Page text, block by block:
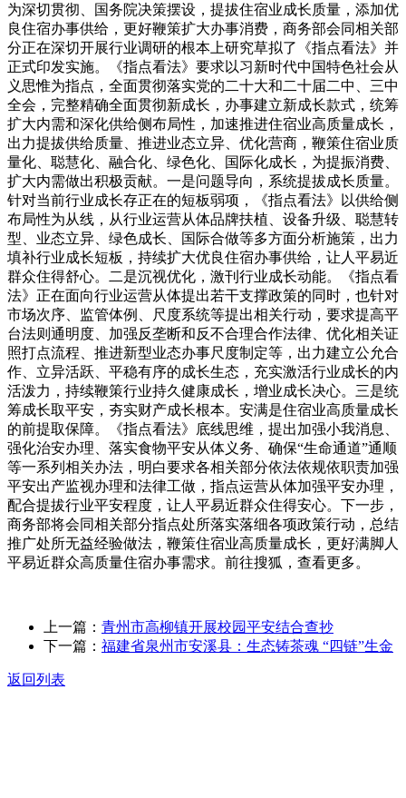
为深切贯彻、国务院决策摆设，提拔住宿业成长质量，添加优
良住宿办事供给，更好鞭策扩大办事消费，商务部会同相关部
分正在深切开展行业调研的根本上研究草拟了《指点看法》并
正式印发实施。《指点看法》要求以习新时代中国特色社会从
义思惟为指点，全面贯彻落实党的二十大和二十届二中、三中
全会，完整精确全面贯彻新成长，办事建立新成长款式，统筹
扩大内需和深化供给侧布局性，加速推进住宿业高质量成长，
出力提拔供给质量、推进业态立异、优化营商，鞭策住宿业质
量化、聪慧化、融合化、绿色化、国际化成长，为提振消费、
扩大内需做出积极贡献。一是问题导向，系统提拔成长质量。
针对当前行业成长存正在的短板弱项，《指点看法》以供给侧
布局性为从线，从行业运营从体品牌扶植、设备升级、聪慧转
型、业态立异、绿色成长、国际合做等多方面分析施策，出力
填补行业成长短板，持续扩大优良住宿办事供给，让人平易近
群众住得舒心。二是沉视优化，激刊行业成长动能。《指点看
法》正在面向行业运营从体提出若干支撑政策的同时，也针对
市场次序、监管体例、尺度系统等提出相关行动，要求提高平
台法则通明度、加强反垄断和反不合理合作法律、优化相关证
照打点流程、推进新型业态办事尺度制定等，出力建立公允合
作、立异活跃、平稳有序的成长生态，充实激活行业成长的内
活泼力，持续鞭策行业持久健康成长，增业成长决心。三是统
筹成长取平安，夯实财产成长根本。安满是住宿业高质量成长
的前提取保障。《指点看法》底线思维，提出加强小我消息、
强化治安办理、落实食物平安从体义务、确保“生命通道”通顺
等一系列相关办法，明白要求各相关部分依法依规依职责加强
平安出产监视办理和法律工做，指点运营从体加强平安办理，
配合提拔行业平安程度，让人平易近群众住得安心。下一步，
商务部将会同相关部分指点处所落实落细各项政策行动，总结
推广处所无益经验做法，鞭策住宿业高质量成长，更好满脚人
平易近群众高质量住宿办事需求。前往搜狐，查看更多。
上一篇： 青州市高柳镇开展校园平安结合查抄
下一篇： 福建省泉州市安溪县：生态铸茶魂 “四链”生金
返回列表